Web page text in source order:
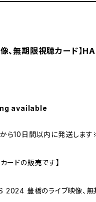
、無期限視聴カード】
available
ら10日間以内に発送しま
ードの販売です】
2024 豊橋のライブ映像、